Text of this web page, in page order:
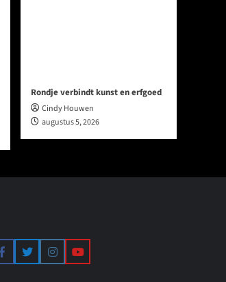
Rondje verbindt kunst en erfgoed
Cindy Houwen
augustus 5, 2026
FacebookTwitterInstagramYouTube